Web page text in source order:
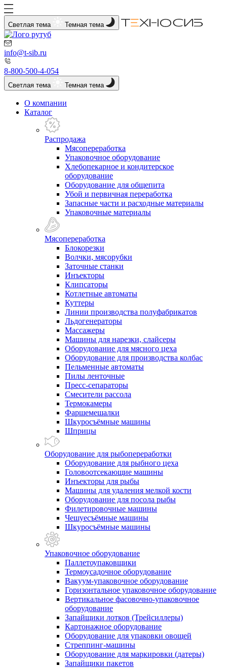
Светлая тема Темная тема
info@t-sib.ru
8-800-500-4-054
Светлая тема Темная тема
О компании
Каталог
Распродажа
Мясопереработка
Упаковочное оборудование
Хлебопекарное и кондитерское
оборудование
Оборудование для общепита
Убой и первичная переработка
Запасные части и расходные материалы
Упаковочные материалы
Мясопереработка
Блокорезки
Волчки, мясорубки
Заточные станки
Инъекторы
Клипсаторы
Котлетные автоматы
Куттеры
Линии производства полуфабрикатов
Льдогенераторы
Массажеры
Машины для нарезки, слайсеры
Оборудование для мясного цеха
Оборудование для производства колбас
Пельменные автоматы
Пилы ленточные
Пресс-сепараторы
Смесители рассола
Термокамеры
Фаршемешалки
Шкуросъёмные машины
Шприцы
Оборудование для рыбопереработки
Оборудование для рыбного цеха
Головоотсекающие машины
Инъекторы для рыбы
Машины для удаления мелкой кости
Оборудование для посола рыбы
Филетировочные машины
Чешуесъёмные машины
Шкуросъёмные машины
Упаковочное оборудование
Паллетоупаковщики
Термоусадочное оборудование
Вакуум-упаковочное оборудование
Горизонтальное упаковочное оборудование
Вертикальное фасовочно-упаковочное
оборудование
Запайщики лотков (Трейсиллеры)
Картонажное оборудование
Оборудование для упаковки овощей
Стреппинг-машины
Оборудование для маркировки (датеры)
Запайщики пакетов